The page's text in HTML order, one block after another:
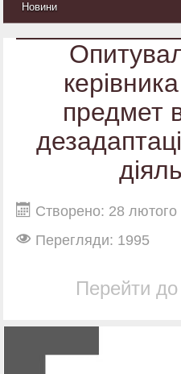
Новини
предмет
Створено: 28 лютого
Перегляди: 1995
Перейти